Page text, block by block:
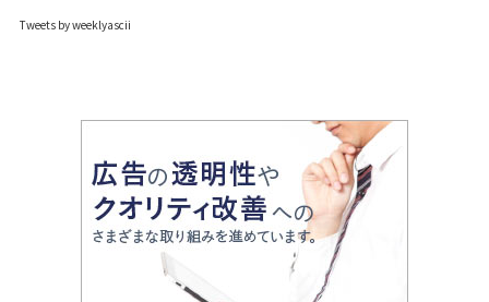
Tweets by weeklyascii